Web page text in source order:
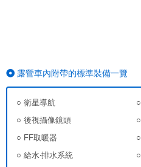
露營車內附帶的標準裝備一覽
○ 衛星導航
○ 後視攝像鏡頭
○ FF取暖器
○ 給水‧排水系統